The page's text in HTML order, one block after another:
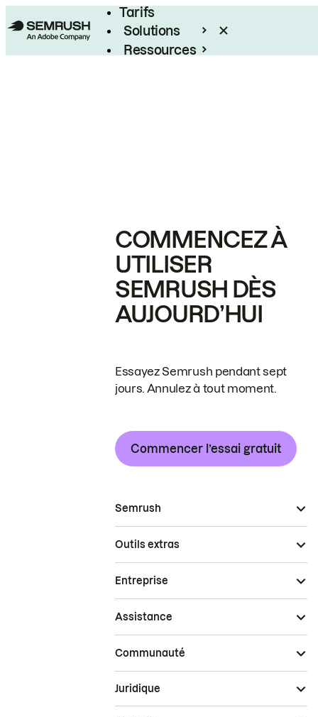
Tarifs
Solutions
Ressources
COMMENCEZ À
UTILISER
SEMRUSH DÈS
AUJOURD’HUI
Essayez Semrush pendant sept
jours. Annulez à tout moment.
Commencer l’essai gratuit
Semrush
Outils extras
Entreprise
Assistance
Communauté
Juridique